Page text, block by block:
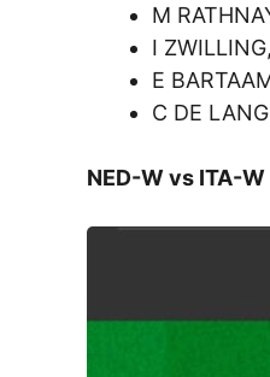
M
I
E
C DE
NED-W vs ITA-W